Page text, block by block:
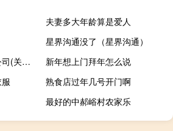
夫妻多大年龄算是爱人
星界沟通没了（星界沟通）
安徽菜花玉珠宝有限公司(关于安徽菜花玉珠宝有限公司简述)
新年想上门拜年怎么说
熟食店过年几号开门啊
最好的中郝峪村农家乐